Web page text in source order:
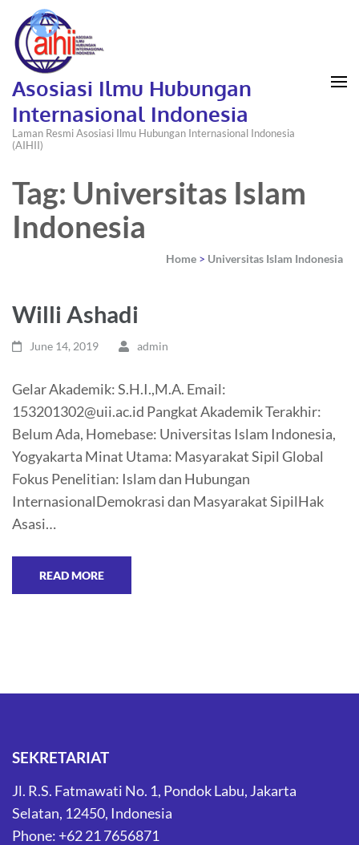
Asosiasi Ilmu Hubungan
Internasional Indonesia
Laman Resmi Asosiasi Ilmu Hubungan Internasional Indonesia
(AIHII)
Tag: Universitas Islam
Indonesia
Home > Universitas Islam Indonesia
Willi Ashadi
June 14, 2019 admin
Gelar Akademik: S.H.I.,M.A. Email:
153201302@uii.ac.id Pangkat Akademik Terakhir:
Belum Ada, Homebase: Universitas Islam Indonesia,
Yogyakarta Minat Utama: Masyarakat Sipil Global
Fokus Penelitian: Islam dan Hubungan
InternasionalDemokrasi dan Masyarakat SipilHak
Asasi…
READ MORE
SEKRETARIAT
Jl. R.S. Fatmawati No. 1, Pondok Labu, Jakarta
Selatan, 12450, Indonesia
Phone: +62 21 7656871